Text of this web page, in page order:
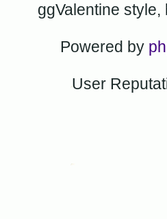
ggValentine
Powered by
User